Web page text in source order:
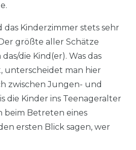
Kinderzimmer stets sehr
größte aller Schätze
die Kind(er). Was das
unterscheidet man hier
zwischen Jungen- und
die Kinder ins Teenageralter
beim Betreten eines
ersten Blick sagen, wer